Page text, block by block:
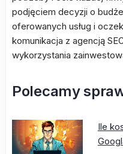
podjęciem decyzji o
oferowanych usług i
komunikacja z agencją
wykorzystania
Polecamy
Ile